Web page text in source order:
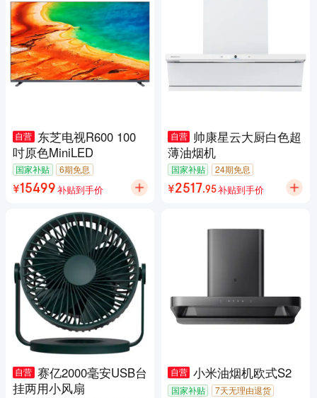
自营 东芝电视R600 100
吋原色MiniLED
国家补贴
6期免息
7天无理由退货
¥15499 补贴到手价
自营 赛亿2000毫安USB台
挂两用小风扇
自营 帅康星云大厨白色超
薄油烟机
国家补贴
24期免息
7天无理由退货
¥2517.95 补贴到手价
自营 小米油烟机欧式S2
国家补贴 7天无理由退货